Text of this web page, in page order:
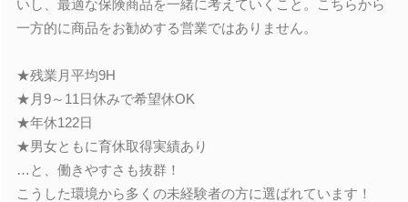
いし、最適な保険商品を一緒に考えていくこと。こちらから
一方的に商品をお勧めする営業ではありません。
★残業月平均9H
★月9～11日休みで希望休OK
★年休122日
★男女ともに育休取得実績あり
…と、働きやすさも抜群！
こうした環境から多くの未経験者の方に選ばれています！